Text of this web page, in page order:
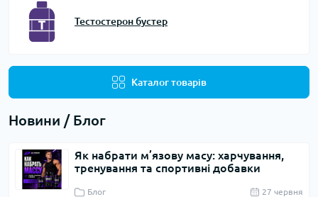
Тестостерон бустер
Каталог товарів
Новини / Блог
Як набрати м’язову масу: харчування,
тренування та спортивні добавки
Блог 27 червня